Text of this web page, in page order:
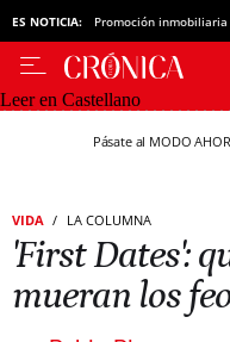
ES NOTICIA: Promoción inmobiliaria
Leer en Castellano
Pásate al MODO
VIDA LA COLUMNA
'First Dates':
mueran los